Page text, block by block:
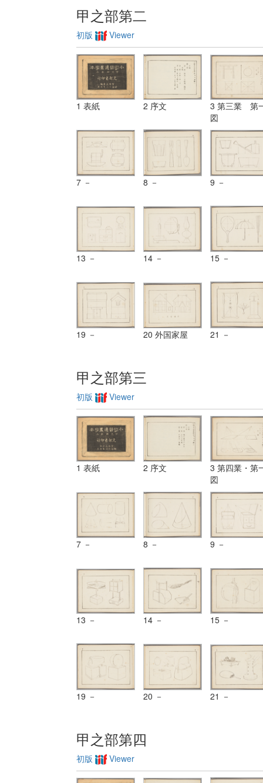
甲之部第二
初版 Viewer
1 表紙 2 序文
3 第三業 第
図
7 － 8 － 9 －
13 － 14 － 15 －
19 － 20 外国家屋 21 －
甲之部第三
初版 Viewer
1 表紙 2 序文
3 第四業・第
図
7 － 8 － 9 －
13 － 14 － 15 －
19 － 20 － 21 －
甲之部第四
初版 Viewer